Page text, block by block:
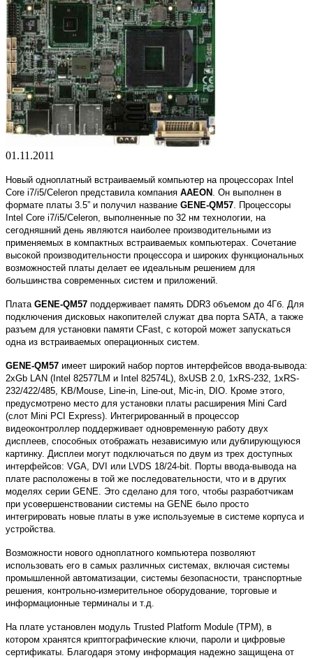
01.11.2011
Новый одноплатный встраиваемый компьютер на процессорах Intel
Core i7/i5/Celeron представила компания AAEON
. Он выполнен в
формате платы 3.5” и получил название GENE-QM57 . Процессоры
Intel Core i7/i5/Celeron, выполненные по 32 нм технологии, на
сегодняшний день являются наиболее производительными из
применяемых в компактных встраиваемых компьютерах. Сочетание
высокой производительности процессора и широких функциональных
возможностей платы делает ее идеальным решением для
большинства современных систем и приложений.
Плата GENE-QM57 поддерживает память DDR3 объемом до 4Гб. Для
подключения дисковых накопителей служат два порта SATA, а также
разъем для установки памяти CFast, с которой может запускаться
одна из встраиваемых операционных систем.
GENE-QM57 имеет широкий набор портов интерфейсов ввода-вывода:
2xGb LAN (Intel 82577LM и Intel 82574L), 8xUSB 2.0, 1xRS-232, 1xRS-
232/422/485, KB/Mouse, Line-in, Line-out, Mic-in, DIO. Кроме этого,
предусмотрено место для установки платы расширения Mini Card
(слот Mini PCI Express). Интегрированный в процессор
видеоконтроллер поддерживает одновременную работу двух
дисплеев, способных отображать независимую или дублирующуюся
картинку. Дисплеи могут подключаться по двум из трех доступных
интерфейсов: VGA, DVI или LVDS 18/24-bit. Порты ввода-вывода на
плате расположены в той же последовательности, что и в других
моделях серии GENE. Это сделано для того, чтобы разработчикам
при усовершенствовании системы на GENE было просто
интегрировать новые платы в уже используемые в системе корпуса и
устройства.
Возможности нового одноплатного компьютера позволяют
использовать его в самых различных системах, включая системы
промышленной автоматизации, системы безопасности, транспортные
решения, контрольно-измерительное оборудование, торговые и
информационные терминалы и т.д.
На плате установлен модуль Trusted Platform Module (TPM), в
котором хранятся криптографические ключи, пароли и цифровые
сертификаты. Благодаря этому информация надежно защищена от